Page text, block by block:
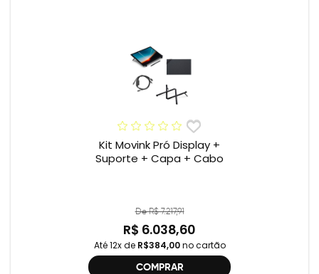
Kit Movink Pró Display +
Suporte + Capa + Cabo
De R$ 7.217,91
R$ 6.038,60
Até 12x de R$384,00no cartão
COMPRAR